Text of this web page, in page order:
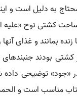
به دلیل است و
کشتی نوح «علیه
بمانند و غذای
بودند جنبنده‏ای
«جود» توضیحی داده
مناسب است و